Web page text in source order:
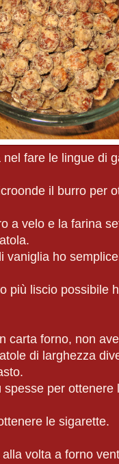
fare le lingue di
il burro per
a velo e la farina
vaniglia ho
più liscio possibile
carta forno, non
di larghezza
spesse per
le sigarette.
volta a forno